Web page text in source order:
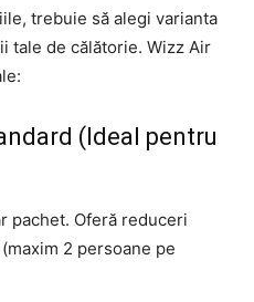
trebuie să alegi varianta
tale de călătorie. Wizz Air
(Ideal pentru
pachet. Oferă reduceri
(maxim 2 persoane pe